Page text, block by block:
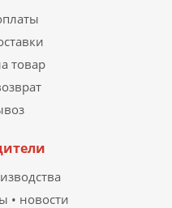
товар
• новости